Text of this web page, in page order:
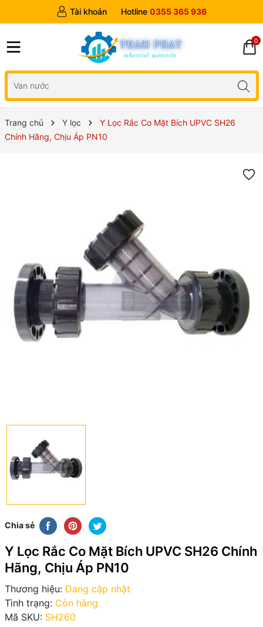
Tài khoản Hotline 0355 365 936
0
Trang chủ Y lọc
Y Lọc Rắc Co Mặt Bích UPVC SH26
Chính Hãng, Chịu Áp PN10
Chia sẻ
Y Lọc Rắc Co Mặt Bích UPVC SH26 Chính
Hãng, Chịu Áp PN10
Thương hiệu: Đang cập nhật
Tình trạng: Còn hàng
Mã SKU: SH260